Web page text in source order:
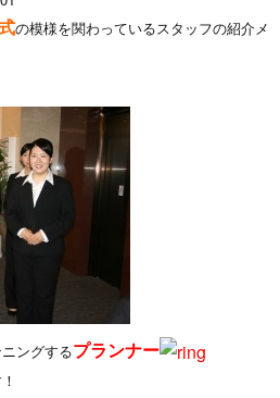
の模様を関わっているスタッフの紹介メ
ングするプランナー